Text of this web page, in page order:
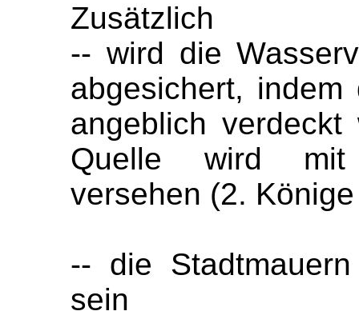
Zusätzlich
-- wird die
abgesichert,
angeblich
Quelle wird mit
versehen (2.
-- die
sein